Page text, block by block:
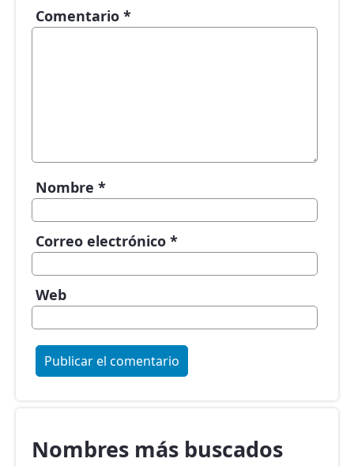
Comentario *
Nombre *
Correo electrónico *
Web
Nombres más buscados